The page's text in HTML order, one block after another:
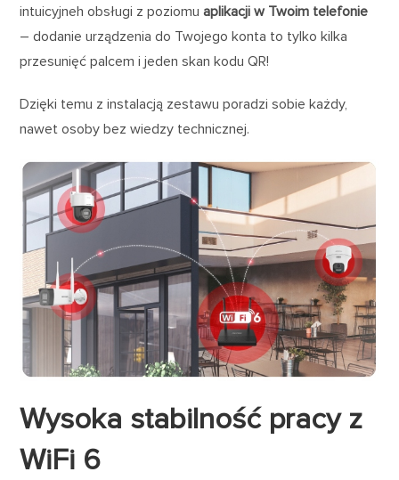
intuicyjneh obsługi z poziomuaplikacji w Twoim telefonie
– dodanie urządzenia do Twojego konta to tylko kilka
przesunięć palcem i jeden skan kodu QR!
Dzięki temu z instalacją zestawu poradzi sobie każdy,
nawet osoby bez wiedzy technicznej.
Wysoka stabilność pracy z
WiFi 6